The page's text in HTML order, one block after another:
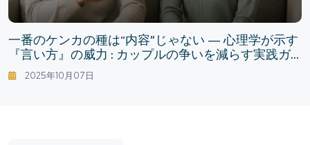
一番のケンカの種は“内容”じゃない — 心理学が示す
『言い方』の威力 : カップルの争いを減らす実践ガ
イド2025年10月07日